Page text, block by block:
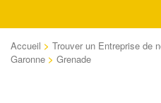
Accueil > Trouver un Entreprise de
Garonne > Grenade